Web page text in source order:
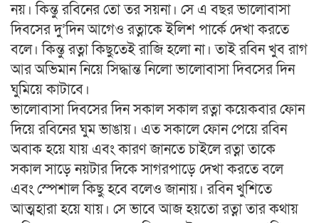
নয়। কিন্তু রবিনের তো তর সয়না। সে এ বছর ভালোবাসা
দিবসের দু’দিন আগেও রত্নাকে ইলিশ পার্কে দেখা করতে
বলে। কিন্তু রত্না কিছুতেই রাজি হলো না। তাই রবিন খুব রাগ
আর অভিমান নিয়ে সিদ্ধান্ত নিলো ভালোবাসা দিবসের দিন
ঘুমিয়ে কাটাবে।
ভালোবাসা দিবসের দিন সকাল সকাল রত্না কয়েকবার ফোন
দিয়ে রবিনের ঘুম ভাঙায়। এত সকালে ফোন পেয়ে রবিন
অবাক হয়ে যায় এবং কারণ জানতে চাইলে রত্না তাকে
সকাল সাড়ে নয়টার দিকে সাগরপাড়ে দেখা করতে বলে
এবং স্পেশাল কিছু হবে বলেও জানায়। রবিন খুশিতে
আত্মহারা হয়ে যায়। সে ভাবে আজ হয়তো রত্না তার কথায়